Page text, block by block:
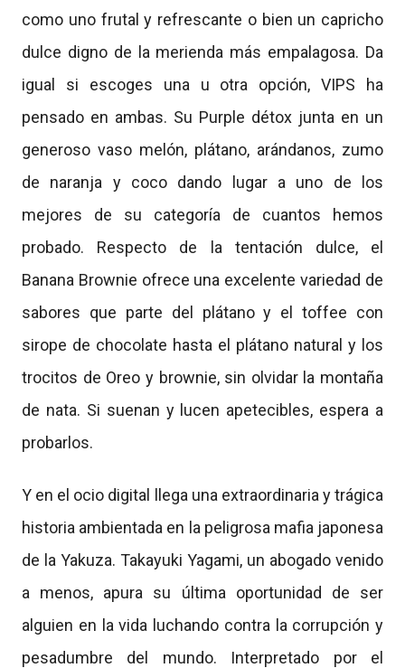
como uno frutal y refrescante o bien un capricho
dulce digno de la merienda más empalagosa. Da
igual si escoges una u otra opción, VIPS ha
pensado en ambas. Su Purple détox junta en un
generoso vaso melón, plátano, arándanos, zumo
de naranja y coco dando lugar a uno de los
mejores de su categoría de cuantos hemos
probado. Respecto de la tentación dulce, el
Banana Brownie ofrece una excelente variedad de
sabores que parte del plátano y el toffee con
sirope de chocolate hasta el plátano natural y los
trocitos de Oreo y brownie, sin olvidar la montaña
de nata. Si suenan y lucen apetecibles, espera a
probarlos.
Y en el ocio digital llega una extraordinaria y trágica
historia ambientada en la peligrosa mafia japonesa
de la Yakuza. Takayuki Yagami, un abogado venido
a menos, apura su última oportunidad de ser
alguien en la vida luchando contra la corrupción y
pesadumbre del mundo. Interpretado por el